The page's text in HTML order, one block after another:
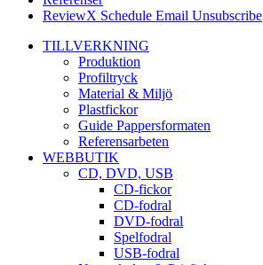
ReviewX Schedule Email Unsubscribe
TILLVERKNING
Produktion
Profiltryck
Material & Miljö
Plastfickor
Guide Pappersformaten
Referensarbeten
WEBBUTIK
CD, DVD, USB
CD-fickor
CD-fodral
DVD-fodral
Spelfodral
USB-fodral